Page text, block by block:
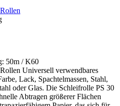
50m / K60
Universell verwendbares
Lack, Spachtelmassen, Stahl,
oder Glas. Die Schleifrolle PS 30
Abtragen größerer Flächen